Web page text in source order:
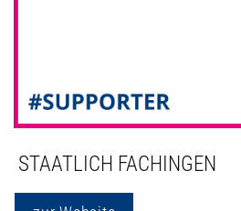
STAATLICH FACHINGEN